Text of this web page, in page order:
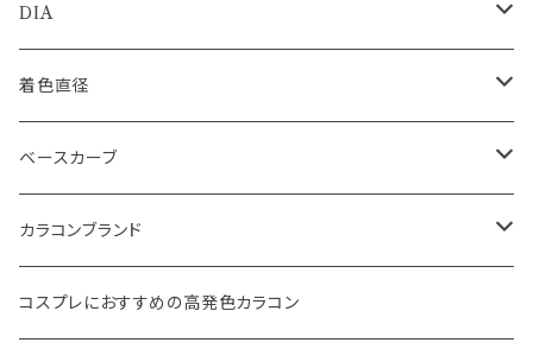
1day
1month
2ｗeek
DIA
14.0mm
14.1mm
14.2mm
14.5mm
着色直径
12.5mm
12.8mm
13.0mm
ベースカーブ
8.6mm
8.7mm
カラコンブランド
エバーカラー
コスプレにおすすめの高発色カラコン